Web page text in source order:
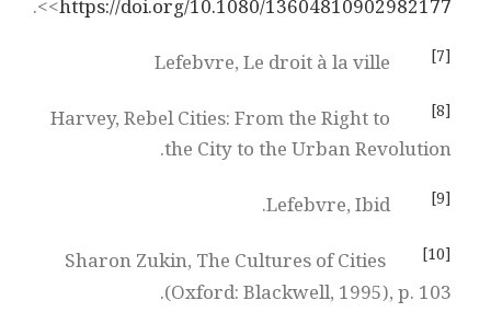
<https://doi.org/10.1080/13604810902982177
>.
[7]
[8]
Harvey, Rebel Cities: From the Right to
the City to the Urban Revolution.
[9]
[10]
Sharon Zukin, The Cultures of Cities
(Oxford: Blackwell, 1995), p. 103.